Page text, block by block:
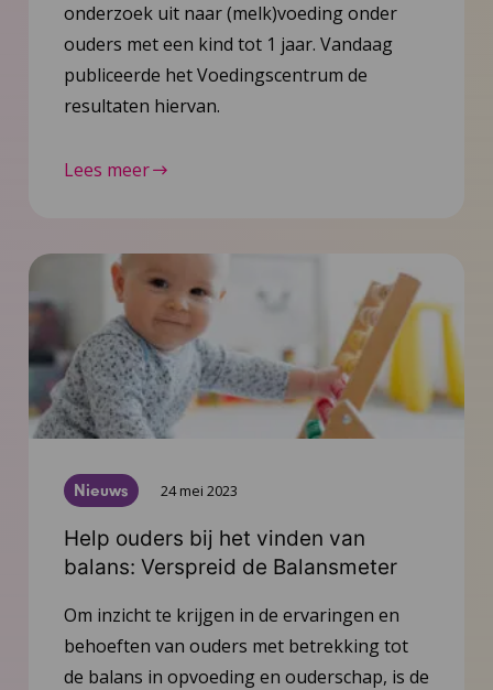
onderzoek uit naar (melk)voeding onder
ouders met een kind tot 1 jaar. Vandaag
publiceerde het Voedingscentrum de
resultaten hiervan.
Lees meer
Nieuws 24 mei 2023
Help ouders bij het vinden van
balans: Verspreid de Balansmeter
Om inzicht te krijgen in de ervaringen en
behoeften van ouders met betrekking tot
de balans in opvoeding en ouderschap, is de